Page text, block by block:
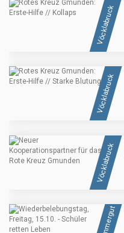
Vöcklabruck
Vöcklabruck
Vöcklabruck